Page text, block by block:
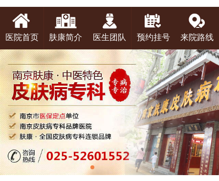
医院首页 肤康简介 医生团队 预约挂号 来院路线